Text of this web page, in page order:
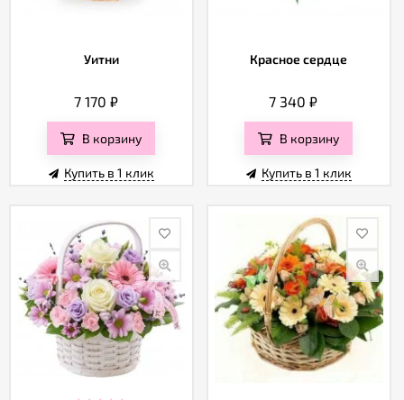
Уитни
7 170 ₽
В корзину
Купить в 1 клик
Красное сердце
7 340₽
В корзину
Купить в 1 клик